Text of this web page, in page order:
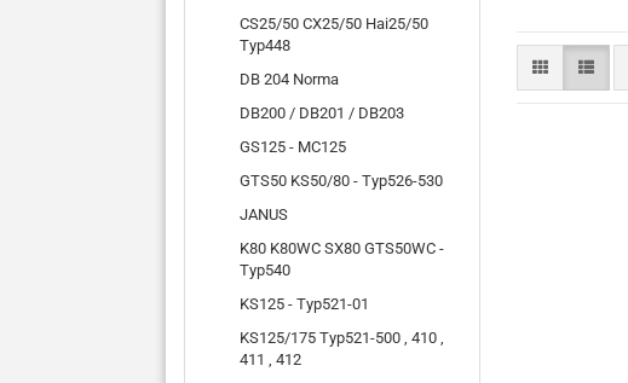
CS25/50 CX25/50 Hai25/50
Typ448
DB 204 Norma
DB200 / DB201 / DB203
GS125 - MC125
GTS50 KS50/80 - Typ526-530
JANUS
K80 K80WC SX80 GTS50WC -
Typ540
KS125 - Typ521-01
KS125/175 Typ521-500 , 410 ,
411 , 412